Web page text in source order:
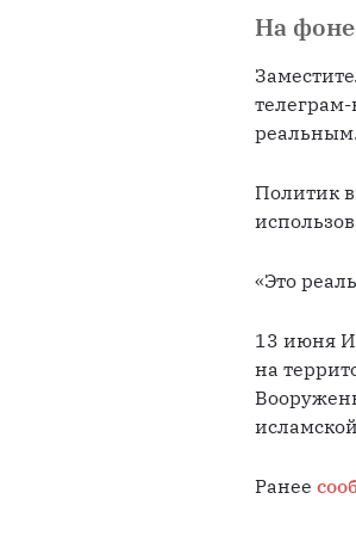
На
реальным.
Политик
«Это
13 июня
на
Ранее